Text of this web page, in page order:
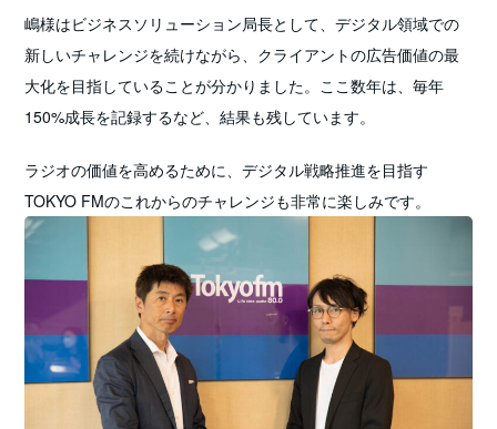
嶋様はビジネスソリューション局長として、デジタル領域での
新しいチャレンジを続けながら、クライアントの広告価値の最
大化を目指していることが分かりました。ここ数年は、毎年
150%成長を記録するなど、結果も残しています。
ラジオの価値を高めるために、デジタル戦略推進を目指す
TOKYO FMのこれからのチャレンジも非常に楽しみです。